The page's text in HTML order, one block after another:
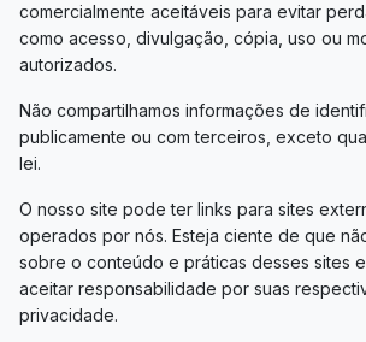
comercialmente aceitáveis ​​para evitar
como acesso, divulgação, cópia, uso ou
autorizados.
Não compartilhamos informações de
publicamente ou com terceiros, exceto
lei.
O nosso site pode ter links para sites
operados por nós. Esteja ciente de que
sobre o conteúdo e práticas desses sites
aceitar responsabilidade por suas
privacidade.